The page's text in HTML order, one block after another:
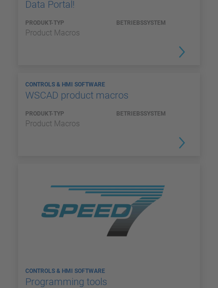
Data Portal!
PRODUKT-TYP
Product Macros
BETRIEBSSYSTEM
CONTROLS & HMI SOFTWARE
WSCAD product macros
PRODUKT-TYP
Product Macros
BETRIEBSSYSTEM
CONTROLS & HMI SOFTWARE
Programming tools